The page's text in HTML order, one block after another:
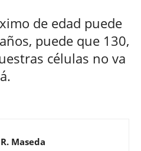
de edad puede
puede que 130,
células no va
Maseda